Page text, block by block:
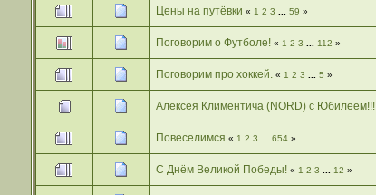
Цены на путёвки « 1 2 3 59 »
Поговорим о Футболе! « 1 2 3 112 »
Поговорим про хоккей. « 1 2 3 5 »
Алексея Климентича (NORD) c Юбилеем!!!
Повеселимся « 1 2 3 654»
C Днём Великой Победы! « 1 2 3 12 »